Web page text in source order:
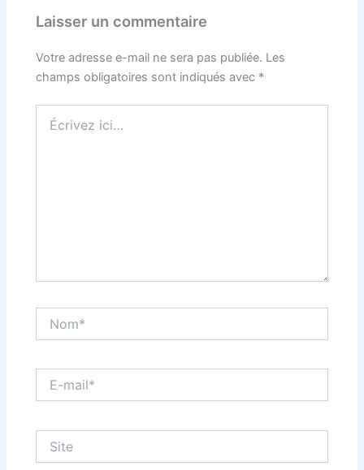
Laisser un commentaire
Votre adresse e-mail ne sera pas publiée. Les
champs obligatoires sont indiqués avec *
ici…
mail*